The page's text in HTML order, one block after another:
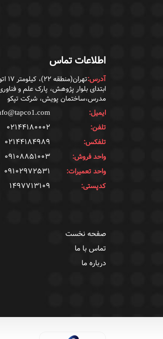
اطلاعات تماس
آدرس:تهران(منطقه ۲۲)، کیلومتر ۱۷ اتوبان تهران-کرج،
ابتدای بلوار پژوهش، پارک علم و
مدرس،ساختمان پویش، شرکت تپکو
ایمیل:
تلفن: ۰۲۱۴۴۱۸۰۰۰۲
تلفکس: ۰۲۱۴۴۱۸۴۹۸۹
واحد فروش: ۰۹۱۰۸۸۵۱۰۰۳
واحد تعمیرات: ۰۹۱۰۲۹۷۲۵۳۱
کدپستی: ۱۴۹۷۷۱۳۱۰۹
صفحه نخست
تماس با ما
درباره ما